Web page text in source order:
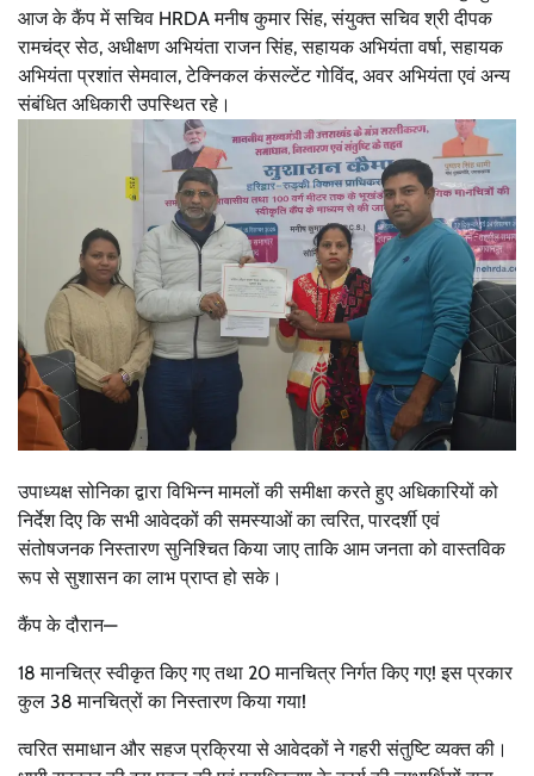
आज के कैंप में सचिव HRDA मनीष कुमार सिंह, संयुक्त सचिव श्री दीपक
रामचंद्र सेठ, अधीक्षण अभियंता राजन सिंह, सहायक अभियंता वर्षा, सहायक
अभियंता प्रशांत सेमवाल, टेक्निकल कंसल्टेंट गोविंद, अवर अभियंता एवं अन्य
संबंधित अधिकारी उपस्थित रहे।
उपाध्यक्ष सोनिका द्वारा विभिन्न मामलों की समीक्षा करते हुए अधिकारियों को
निर्देश दिए कि सभी आवेदकों की समस्याओं का त्वरित, पारदर्शी एवं
संतोषजनक निस्तारण सुनिश्चित किया जाए ताकि आम जनता को वास्तविक
रूप से सुशासन का लाभ प्राप्त हो सके।
कैंप के दौरान—
18 मानचित्र स्वीकृत किए गए तथा 20 मानचित्र निर्गत किए गए! इस प्रकार
कुल 38 मानचित्रों का निस्तारण किया गया!
त्वरित समाधान और सहज प्रक्रिया से आवेदकों ने गहरी संतुष्टि व्यक्त की।